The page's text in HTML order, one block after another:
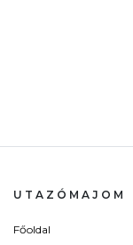
UTAZÓMAJOM
Főoldal